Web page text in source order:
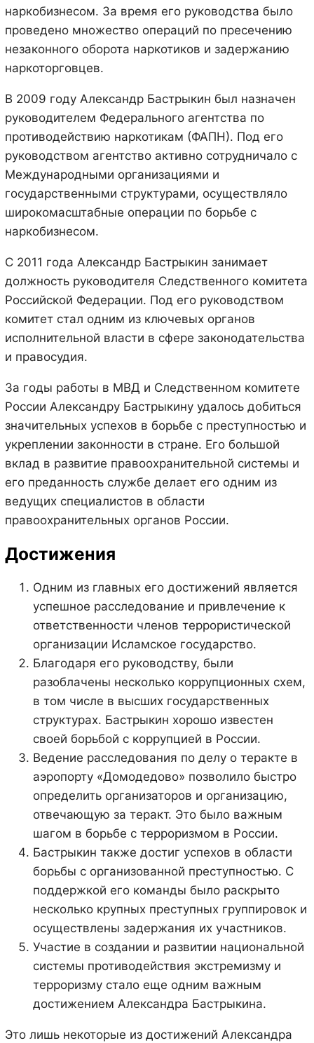
наркобизнесом. За время его руководства было
проведено множество операций по пресечению
незаконного оборота наркотиков и задержанию
наркоторговцев.
В 2009 году Александр Бастрыкин был назначен
руководителем Федерального агентства по
противодействию наркотикам (ФАПН). Под его
руководством агентство активно сотрудничало с
Международными организациями и
государственными структурами, осуществляло
широкомасштабные операции по борьбе с
наркобизнесом.
С 2011 года Александр Бастрыкин занимает
должность руководителя Следственного комитета
Российской Федерации. Под его руководством
комитет стал одним из ключевых органов
исполнительной власти в сфере законодательства
и правосудия.
За годы работы в МВД и Следственном комитете
России Александру Бастрыкину удалось добиться
значительных успехов в борьбе с преступностью и
укреплении законности в стране. Его большой
вклад в развитие правоохранительной системы и
его преданность службе делает его одним из
ведущих специалистов в области
правоохранительных органов России.
Достижения
Одним из главных его достижений является
успешное расследование и привлечение к
ответственности членов террористической
организации Исламское государство.
Благодаря его руководству, были
разоблачены несколько коррупционных схем,
в том числе в высших государственных
структурах. Бастрыкин хорошо известен
своей борьбой с коррупцией в России.
Ведение расследования по делу о теракте в
аэропорту «Домодедово» позволило быстро
определить организаторов и организацию,
отвечающую за теракт. Это было важным
шагом в борьбе с терроризмом в России.
Бастрыкин также достиг успехов в области
борьбы с организованной преступностью. С
поддержкой его команды было раскрыто
несколько крупных преступных группировок и
осуществлены задержания их участников.
Участие в создании и развитии национальной
системы противодействия экстремизму и
терроризму стало еще одним важным
достижением Александра Бастрыкина.
Это лишь некоторые из достижений Александра